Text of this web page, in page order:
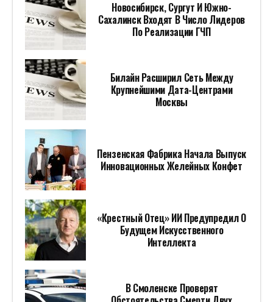
Новосибирск, Сургут И Южно-
Сахалинск Входят В Число Лидеров
По Реализации ГЧП
Билайн Расширил Сеть Между
Крупнейшими Дата-Центрами
Москвы
Пензенская Фабрика Начала Выпуск
Инновационных Желейных Конфет
«Крестный Отец» ИИ Предупредил О
Будущем Искусственного
Интеллекта
В Смоленске Проверят